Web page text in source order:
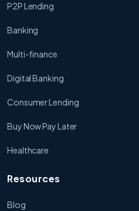
P2P Lending
Banking
Multi-finance
Digital Banking
Consumer Lending
Buy Now Pay Later
Healthcare
Resources
Blog